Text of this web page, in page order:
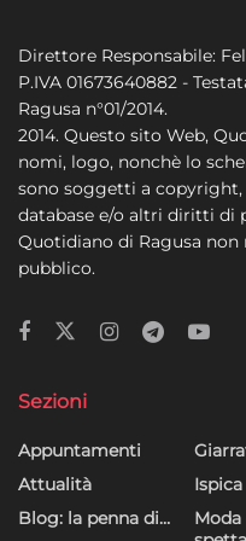
Direttore Responsabile:
P.IVA 01673640882 -
Ragusa n°01/2014.
2014. Questo sito Web,
nomi, logo, nonchè lo
sono soggetti a
database e/o altri diritti di
Quotidiano di Ragusa
pubblico.
Sezioni
Appuntamenti
Attualità
Blog: la penna di…
Ispica
Moda